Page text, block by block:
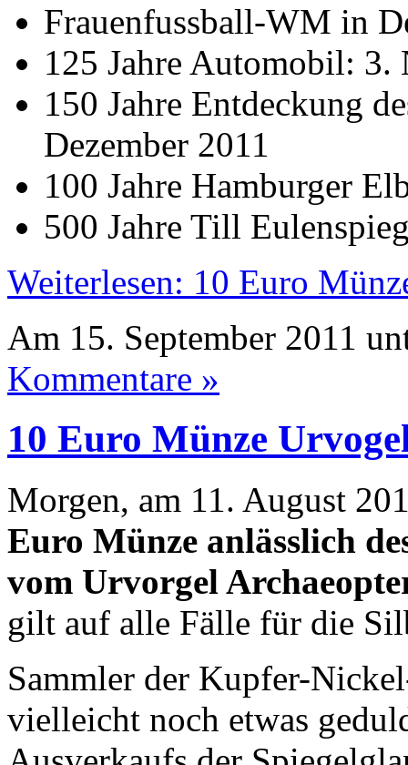
Frauenfussball-WM in
125 Jahre Automobil: 3.
150 Jahre Entdeckung
Dezember 2011
100 Jahre Hamburger
500 Jahre Till
Weiterlesen: 10 Euro
Am 15. September 2011
Kommentare »
10 Euro Münze
Morgen, am 11. August
Euro Münze anlässlich
vom Urvorgel
gilt auf alle Fälle für die
Sammler der Kupfer-
vielleicht noch etwas